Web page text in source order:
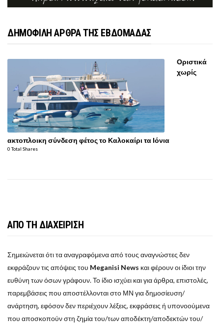
ΔΗΜΟΦΙΛΗ ΑΡΘΡΑ ΤΗΣ ΕΒΔΟΜΑΔΑΣ
Οριστικά
χωρίς
ακτοπλοικη σύνδεση φέτος το Καλοκαίρι τα Ιόνια
0 Total Shares
ΑΠΟ ΤΗ ΔΙΑΧΕΙΡΙΣΗ
Σημειώνεται ότι τα αναγραφόμενα από τους αναγνώστες δεν
εκφράζουν τις απόψεις του Meganisi News και φέρουν οι ίδιοι την
ευθύνη των όσων γράφουν. Το ίδιο ισχύει και για άρθρα, επιστολές,
παρεμβάσεις που αποστέλλονται στο ΜΝ για δημοσίευση/
ανάρτηση, εφόσον δεν περιέχουν λέξεις, εκφράσεις ή υπονοούμενα
που αποσκοπούν στη ζημία του/των αποδέκτη/αποδεκτών του/